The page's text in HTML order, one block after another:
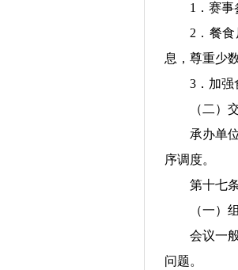
1．赛事
2．餐
息，尊重少
3．加强
（二）
承办单
序调度。
第十七
（一）
会议一
问题。